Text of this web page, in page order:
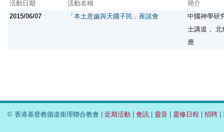
活動日期
活動名稱
簡介
2015/06/07
「本土意識與天國子民」座談會
中國神學研
士講道， 北
應
© 香港基督教循道衛理聯合教會 | 近期活動 | 會訊 | 靈音 | 靈修日程 | 招聘 |